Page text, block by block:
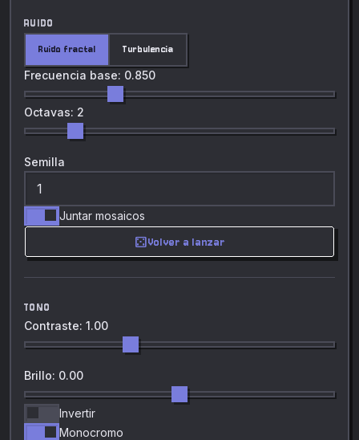
RUIDO
Ruido fractal Turbulencia
Frecuencia base: 0.850
Octavas: 2
Semilla
Juntar mosaicos
casinoVolver a lanzar
TONO
Contraste: 1.00
Brillo: 0.00
Invertir
Monocromo